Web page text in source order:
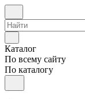
Каталог
По всему сайту
По каталогу